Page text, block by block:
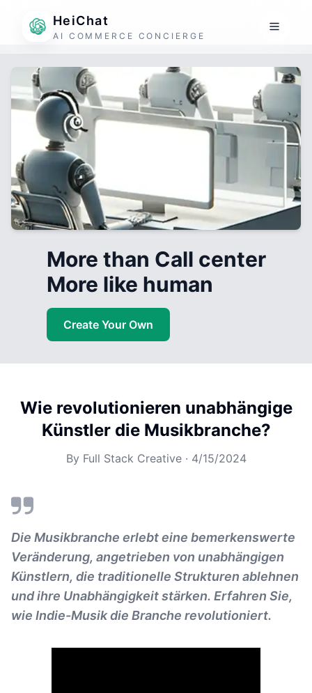
HeiChat
AI COMMERCE CONCIERGE
More than Call center
More like human
Create Your Own
Wie revolutionieren unabhängige
Künstler die Musikbranche?
By Full Stack Creative· 4/15/2024
Die Musikbranche erlebt eine bemerkenswerte
Veränderung, angetrieben von unabhängigen
Künstlern, die traditionelle Strukturen ablehnen
und ihre Unabhängigkeit stärken. Erfahren Sie,
wie Indie-Musik die Branche revolutioniert.